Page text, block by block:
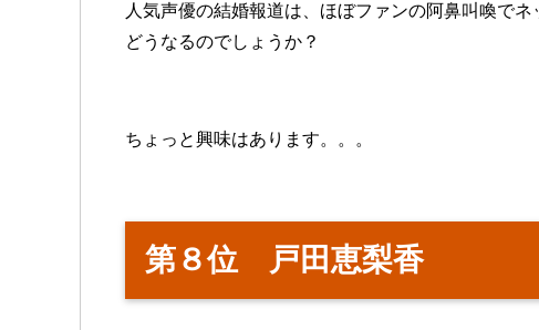
人気声優の結婚報道は、ほぼファンの阿鼻叫喚で
どうなるのでしょうか？
ちょっと興味はあります。。。
第８位 戸田恵梨香